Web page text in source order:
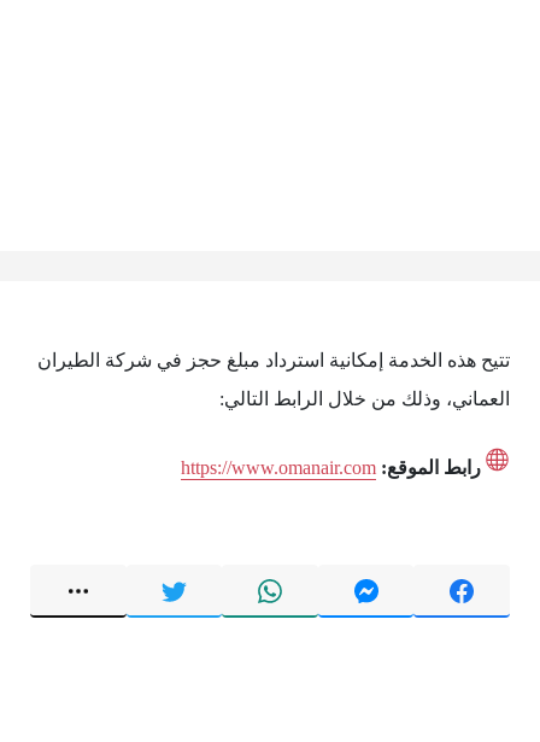
تتيح هذه الخدمة إمكانية استرداد مبلغ حجز في شركة الطيران
العماني، وذلك من خلال الرابط التالي:
رابط الموقع: https://www.omanair.com